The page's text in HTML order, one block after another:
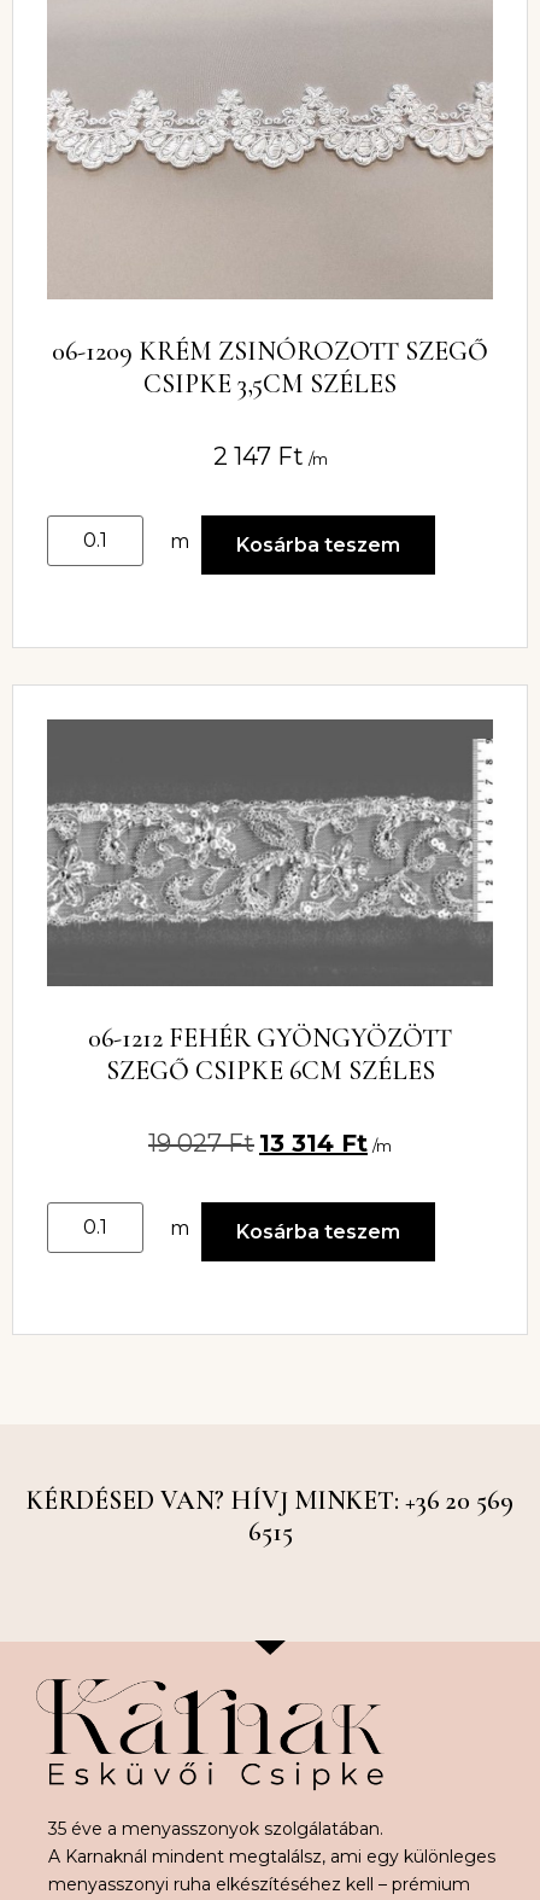
06-1209 KRÉM ZSINÓROZOTT SZEGŐ
CSIPKE 3,5CM SZÉLES
2 147 Ft /m
m Kosárba teszem
06-1212 FEHÉR GYÖNGYÖZÖTT
SZEGŐ CSIPKE 6CM SZÉLES
19 027Ft 13 314 Ft /m
m Kosárba teszem
KÉRDÉSED VAN? HÍVJ MINKET: +36 20 569
6515
35 éve a menyasszonyok szolgálatában.
A Karnaknál mindent megtalálsz, ami egy különleges
menyasszonyi ruha elkészítéséhez kell – prémium